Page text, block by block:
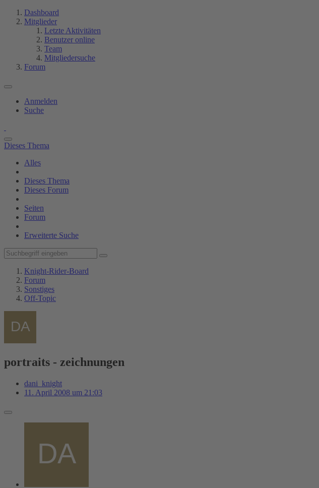
Dashboard
Mitglieder
Letzte Aktivitäten
Benutzer online
Team
Mitgliedersuche
Forum
Anmelden
Suche
Dieses Thema
Alles
Dieses Thema
Dieses Forum
Seiten
Forum
Erweiterte Suche
Knight-Rider-Board
Forum
Sonstiges
Off-Topic
portraits - zeichnungen
dani_knight
11. April 2008 um 21:03